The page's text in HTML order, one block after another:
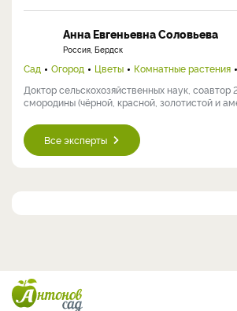
Анна Евгеньевна Соловьева
Россия, Бердск
Сад Огород Цветы Комнатные растения
Доктор сельскохозяйственных наук, соавтор
смородины (чёрной, красной, золотистой и
Все эксперты